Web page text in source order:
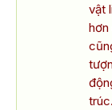
vật
hơn
trúc.